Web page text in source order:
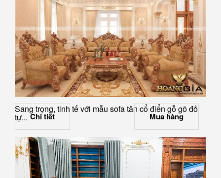
Sang trọng, tinh tế với mẫu sofa tân cổ điển gỗ gõ đỏ
tự... Chi tiết Mua hàng